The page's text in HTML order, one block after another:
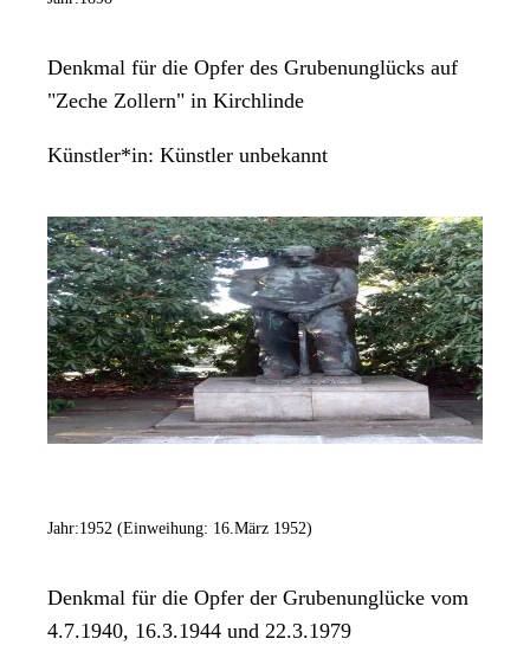
Denkmal für die Opfer des Grubenunglücks auf
"Zeche Zollern" in Kirchlinde
Künstler*in: Künstler unbekannt
Jahr:1952 (Einweihung: 16.März 1952)
Denkmal für die Opfer der Grubenunglücke vom
4.7.1940, 16.3.1944 und 22.3.1979